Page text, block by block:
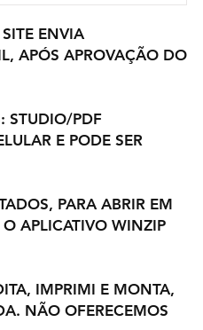
ENVIA
APÓS APROVAÇÃO DO
STUDIO/PDF
E PODE SER
PARA ABRIR EM
APLICATIVO WINZIP
IMPRIMI E MONTA,
NÃO OFERECEMOS